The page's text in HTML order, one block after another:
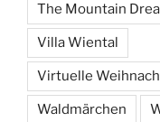
The Mountain
Villa Wiental
Virtuelle
Waldmärchen